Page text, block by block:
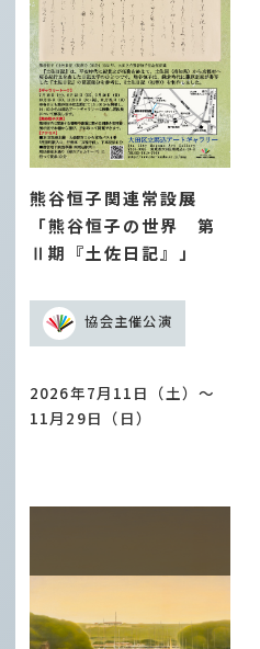
熊谷恒子関連常設展
「熊谷恒子の世界 第
Ⅱ期『土佐日記』」
協会主催公演
2026年7月11日（土）～
11月29日（日）